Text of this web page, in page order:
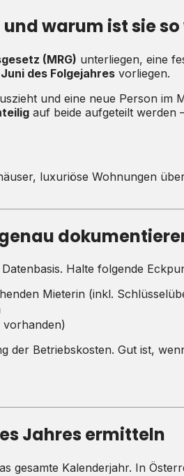
warum ist sie
(MRG) unterliegen, eine
des Folgejahres vorliegen.
und eine neue Person
auf beide aufgeteilt werden
luxuriöse Wohnungen
Halte folgende
Mieterin (inkl.
der Betriebskosten. Gut ist,
Jahres ermitteln
gesamte Kalenderjahr. In